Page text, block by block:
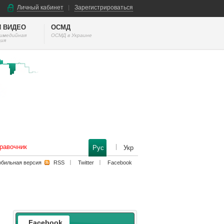
Личный кабинет Зарегистрироваться
ВИДЕО ОСМД
ОСМД в Украине
Рус Укр
версия RSS Twitter Facebook